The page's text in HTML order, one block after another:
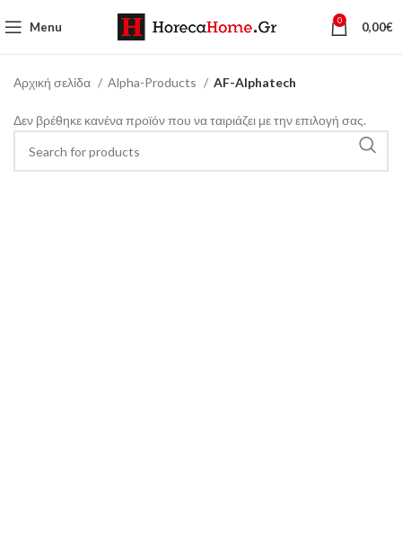
Menu 0 0,00€
Αρχική σελίδα Alpha-Products AF-Alphatech
Δεν βρέθηκε κανένα προϊόν που να ταιριάζει με την επιλογή σας.